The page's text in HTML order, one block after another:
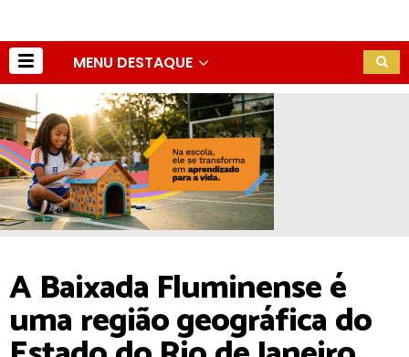
MENU DESTAQUE
A Baixada Fluminense é
uma região geográfica do